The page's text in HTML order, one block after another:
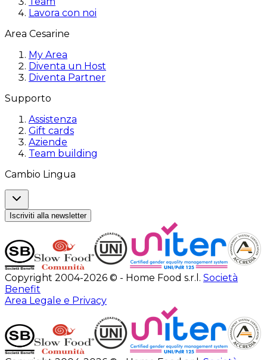
Lavora con noi
Area Cesarine
My Area
Diventa un Host
Diventa Partner
Supporto
Assistenza
Gift cards
Aziende
Team building
Cambio Lingua
Iscriviti alla newsletter
Copyright 2004-2026 © - Home Food s.r.l. Società
Benefit
Area Legale e Privacy